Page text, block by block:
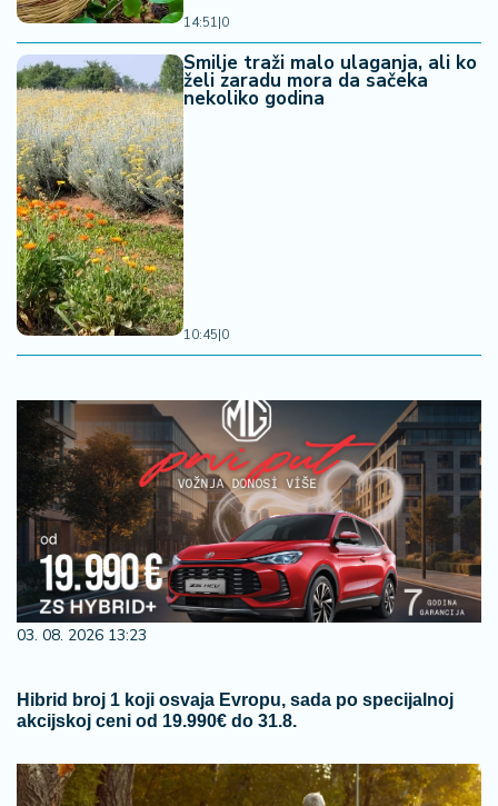
14:51|0
Smilje traži malo ulaganja, ali ko
želi zaradu mora da sačeka
nekoliko godina
10:45|0
03. 08. 2026 13:23
Hibrid broj 1 koji osvaja Evropu, sada po specijalnoj
akcijskoj ceni od 19.990€ do 31.8.